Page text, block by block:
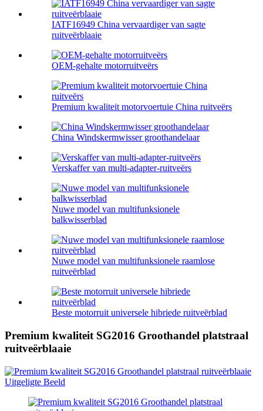
IATF16949 China vervaardiger van sagte
ruitveërblaaie
OEM-gehalte motorruitveërs
Premium kwaliteit motorvoertuie China ruitveërs
China Windskermwisser groothandelaar
Verskaffer van multi-adapter-ruitveërs
Nuwe model van multifunksionele
balkwisserblad
Nuwe model van multifunksionele raamlose
ruitveërblad
Beste motorruit universele hibriede ruitveërblad
Premium kwaliteit SG2016 Groothandel platstraal
ruitveërblaaie